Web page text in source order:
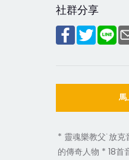
社群分享
馬
* 靈魂樂教父˙放克
的傳奇人物 * 18首